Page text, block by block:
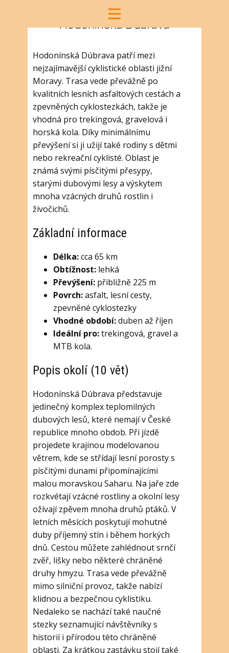
Hodonínská Dúbrava
Hodonínská Dúbrava patří mezi
nejzajímavější cyklistické oblasti jižní
Moravy. Trasa vede převážně po
kvalitních lesních asfaltových cestách a
zpevněných cyklostezkách, takže je
vhodná pro trekingová, gravelová i
horská kola. Díky minimálnímu
převýšení si ji užijí také rodiny s dětmi
nebo rekreační cyklisté. Oblast je
známá svými písčitými přesypy,
starými dubovými lesy a výskytem
mnoha vzácných druhů rostlin i
živočichů.
Základní informace
Délka:cca 65 km
Obtížnost: lehká
Převýšení: přibližně 225 m
Povrch:asfalt, lesní cesty,
zpevněné cyklostezky
Vhodné období:duben až říjen
Ideální pro:trekingová, gravel a
MTB kola.
Popis okolí (10 vět)
Hodonínská Dúbrava představuje
jedinečný komplex teplomilných
dubových lesů, které nemají v České
republice mnoho obdob. Při jízdě
projedete krajinou modelovanou
větrem, kde se střídají lesní porosty s
písčitými dunami připomínajícími
malou moravskou Saharu. Na jaře zde
rozkvétají vzácné rostliny a okolní lesy
ožívají zpěvem mnoha druhů ptáků. V
letních měsících poskytují mohutné
duby příjemný stín i během horkých
dnů. Cestou můžete zahlédnout srnčí
zvěř, lišky nebo některé chráněné
druhy hmyzu. Trasa vede převážně
mimo silniční provoz, takže nabízí
klidnou a bezpečnou cyklistiku.
Nedaleko se nachází také naučné
stezky seznamující návštěvníky s
historií i přírodou této chráněné
oblasti. Za krátkou zastávku stojí také